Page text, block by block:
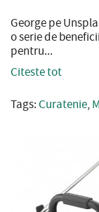
George pe
o serie de
pentru...
Citeste tot
Tags: Curatenie,